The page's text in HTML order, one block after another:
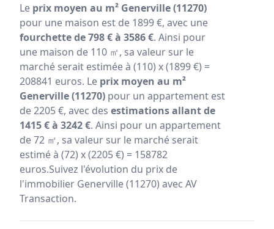
Le prix moyen au m² Generville (11270)
pour une maison est de 1899 €, avec une
fourchette de 798 € à 3586 €. Ainsi pour
une maison de 110 ㎡, sa valeur sur le
marché serait estimée à (110) x (1899 €) =
208841 euros. Le prix moyen au m²
Generville (11270) pour un appartement est
de 2205 €, avec des estimations allant de
1415 € à 3242 €. Ainsi pour un appartement
de 72 ㎡, sa valeur sur le marché serait
estimé à (72) x (2205 €) = 158782
euros.Suivez l'évolution du prix de
l'immobilier Generville (11270) avec AV
Transaction.